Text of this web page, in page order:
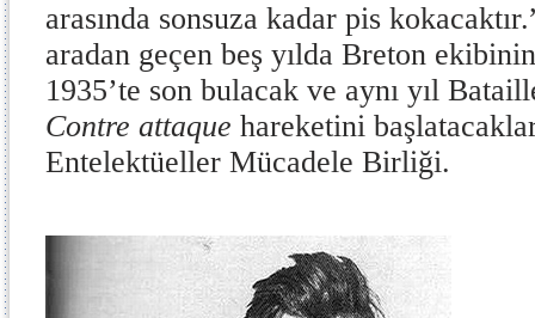
arasında sonsuza kadar pis
aradan geçen beş yılda Breton
1935’te son bulacak ve aynı yıl
Contre attaque hareketini
Entelektüeller Mücadele Birliği.